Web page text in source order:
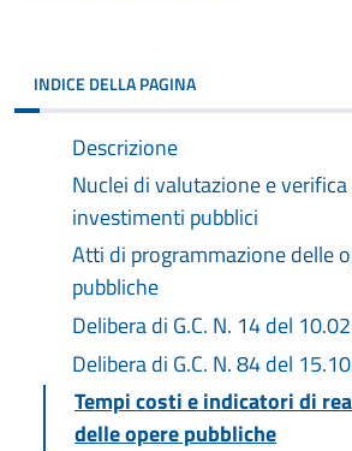
INDICE DELLA PAGINA
Descrizione
Nuclei di valutazione e
investimenti pubblici
Atti di programmazione delle
pubbliche
Delibera di G.C. N. 14 del
Delibera di G.C. N. 84 del
Tempi costi e indicatori di
delle opere pubbliche